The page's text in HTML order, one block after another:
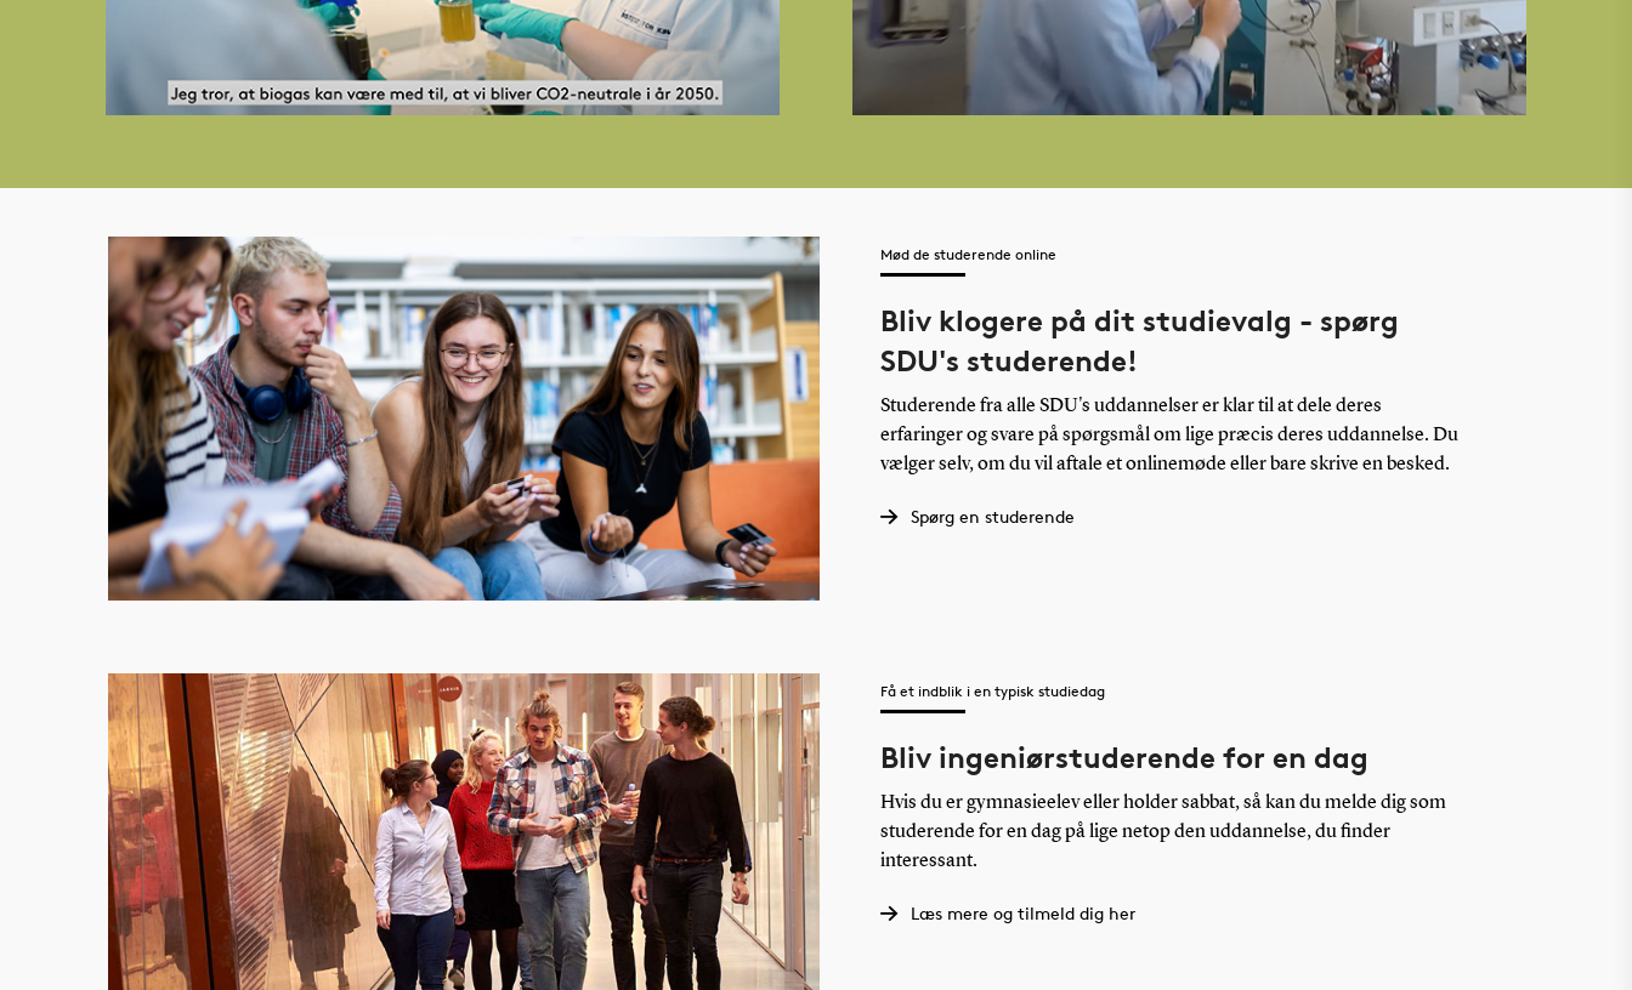
Mød de studerende online
Bliv klogere på dit studievalg - spørg
SDU's studerende!
Studerende fra alle SDU's uddannelser er klar til at dele deres
erfaringer og svare på spørgsmål om lige præcis deres uddannelse. Du
vælger selv, om du vil aftale et onlinemøde eller bare skrive en besked.
Spørg en studerende
Få et indblik i en typisk studiedag
Bliv ingeniørstuderende for en dag
Hvis du er gymnasieelev eller holder sabbat, så kan du melde dig som
studerende for en dag på lige netop den uddannelse, du finder
interessant.
Læs mere og tilmeld dig her